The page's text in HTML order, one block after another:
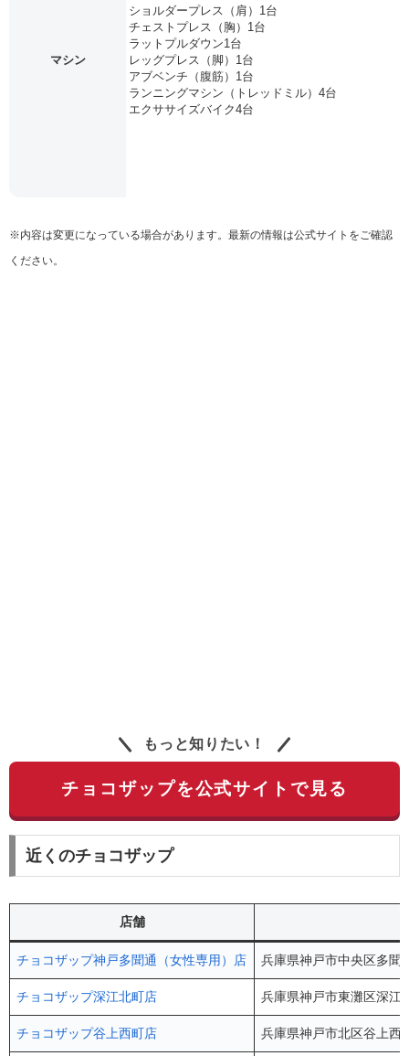
マシン
ショルダープレス（肩）1台
チェストプレス（胸）1台
ラットプルダウン1台
レッグプレス（脚）1台
アブベンチ（腹筋）1台
ランニングマシン（トレッドミル）4台
エクササイズバイク4台
※内容は変更になっている場合があります。最新の情報は公式サイトをご確認
ください。
もっと知りたい！
チョコザップを公式サイトで見る
近くのチョコザップ
店舗
チョコザップ神戸多聞通（女性専用）店 兵庫県神戸市中央区多聞
チョコザップ深江北町店 兵庫県神戸市東灘区深
チョコザップ谷上西町店 兵庫県神戸市北区谷上